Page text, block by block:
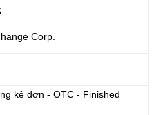
Corp.
kê đơn - OTC - Finished